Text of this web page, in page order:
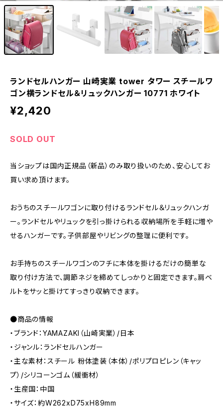
ランドセルハンガー 山崎実業 tower タワー スチールワ
ゴン横ランドセル＆リュックハンガー 10771 ホワイト
¥2,420
SOLD OUT
当ショップは国内正規品（新品）のみ取り扱いのため、安心してお
買い求め頂けます。
おうちのスチールワゴンに取り付けるランドセル＆リュックハンガ
ー。ランドセルやリュックを引っ掛けられる収納場所を手軽に増や
せるハンガーです。子供部屋やリビングの整理に便利です。
お手持ちのスチールワゴンのフチに本体を掛けるだけの簡単な
取り付け方法で、調節ネジを締めてしっかりと固定できます。肩ベ
ルトをサッと掛けてすっきり収納できます。
●商品の情報
・ブランド：YAMAZAKI（山崎実業）/日本
・ジャンル：ランドセルハンガー
・主な素材：スチール 粉体塗装（本体）/ポリプロピレン（キャッ
プ）/シリコーンゴム（緩衝材）
・生産国：中国
・サイズ：約W262xD75xH89mm